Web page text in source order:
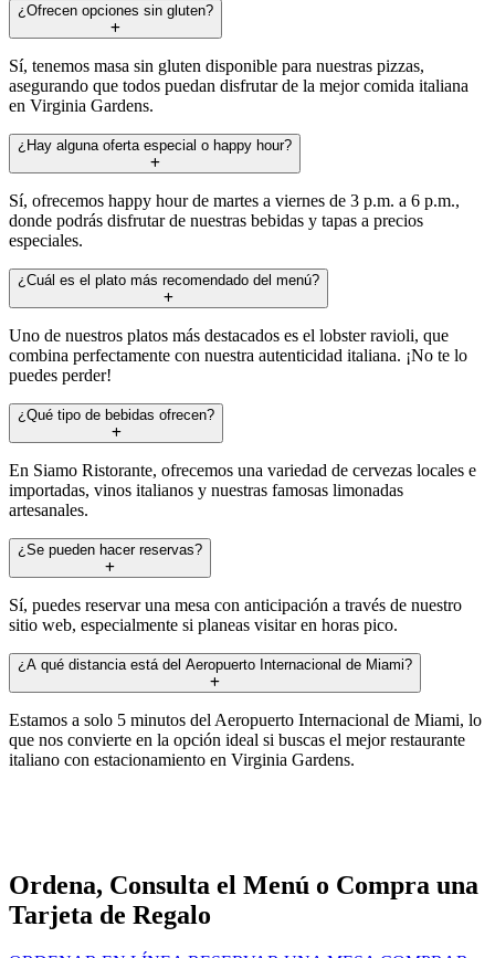
¿Ofrecen opciones sin gluten?
Sí, tenemos masa sin gluten disponible para nuestras pizzas,
asegurando que todos puedan disfrutar de la mejor comida italiana
en Virginia Gardens.
¿Hay alguna oferta especial o happy hour?
Sí, ofrecemos happy hour de martes a viernes de 3 p.m. a 6 p.m.,
donde podrás disfrutar de nuestras bebidas y tapas a precios
especiales.
¿Cuál es el plato más recomendado del menú?
Uno de nuestros platos más destacados es el lobster ravioli, que
combina perfectamente con nuestra autenticidad italiana. ¡No te lo
puedes perder!
¿Qué tipo de bebidas ofrecen?
En Siamo Ristorante, ofrecemos una variedad de cervezas locales e
importadas, vinos italianos y nuestras famosas limonadas
artesanales.
¿Se pueden hacer reservas?
Sí, puedes reservar una mesa con anticipación a través de nuestro
sitio web, especialmente si planeas visitar en horas pico.
¿A qué distancia está del Aeropuerto Internacional de Miami?
Estamos a solo 5 minutos del Aeropuerto Internacional de Miami, lo
que nos convierte en la opción ideal si buscas el mejor restaurante
italiano con estacionamiento en Virginia Gardens.
Ordena, Consulta el Menú o Compra una
Tarjeta de Regalo